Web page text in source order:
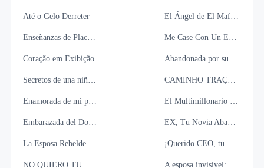
Até o Gelo Derreter El Ángel de El Mafioso
Enseñanzas de Placer del "Gigoló" Mafioso Me Case Con Un Extraño Para Salvar A Mi Padre.
Coração em Exibição Abandonada por su Amiga: La Venganza de la Novia
Secretos de una niñera CAMINHO TRAÇADO: ESCOLHI ELE PARA FUGIR DE VOCÊ
Enamorada de mi papá mejor amigo El Multimillonario que Creí que Era un Gigoló
Embarazada del Don de mi mejor amiga EX, Tu Novia Abandonada ya no te Quiere
La Esposa Rebelde - La Reconquista del Ex Marido ¡Querido CEO, tu bebé quiere conocerte!
NO QUIERO TU AMOR POR LÁSTIMA A esposa invisível: A queda do magnata